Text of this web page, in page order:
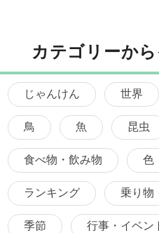
カテゴリーか
じゃんけん 世界
鳥 魚 昆虫
食べ物・飲み物 色
ランキング 乗り物
季節 行事・イベン